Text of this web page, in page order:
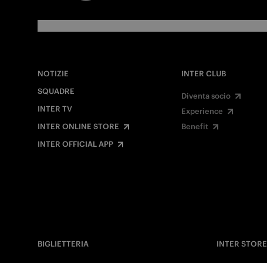
NOTIZIE
SQUADRE
INTER TV
INTER ONLINE STORE
INTER OFFICIAL APP
INTER CLUB
Diventa socio
Experience
Benefit
BIGLIETTERIA
INTER STORE